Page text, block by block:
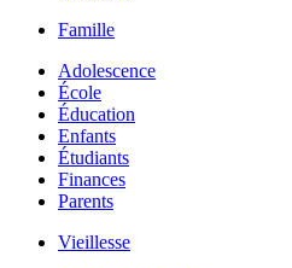
Famille
Adolescence
École
Éducation
Enfants
Étudiants
Finances
Parents
Vieillesse